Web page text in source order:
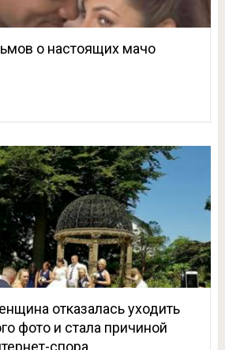
о настоящих мачо
отказалась уходить
фото и стала причиной